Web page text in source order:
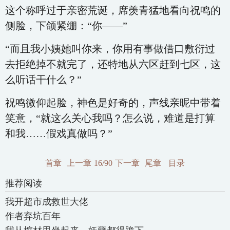
这个称呼过于亲密荒诞，席羡青猛地看向祝鸣的
侧脸，下颌紧绷：“你——”
“而且我小姨她叫你来，你用有事做借口敷衍过
去拒绝掉不就完了，还特地从六区赶到七区，这
么听话干什么？”
祝鸣微仰起脸，神色是好奇的，声线亲昵中带着
笑意，“就这么关心我吗？怎么说，难道是打算
和我……假戏真做吗？”
首章 上一章 16/90 下一章 尾章 目录
推荐阅读
我开超市成救世大佬
作者弃坑百年